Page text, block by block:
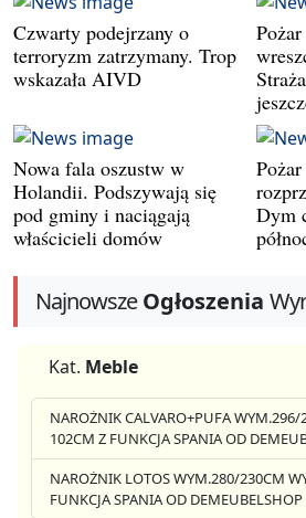
Czwarty podejrzany o
terroryzm zatrzymany. Trop
wskazała AIVD
Nowa fala oszustw w
Holandii. Podszywają się
pod gminy i naciągają
właścicieli domów
Dym
NajnowszeOgłoszenia
Kat. Meble
NAROŻNIK CALVARO+PUFA WYM.296/
102CM Z FUNKCJA SPANIA OD
NAROŻNIK LOTOS WYM.280/230CM
FUNKCJA SPANIA OD DEMEUBELSHOP